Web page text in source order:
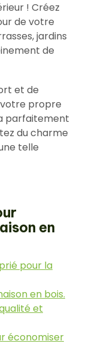
! Créez
de votre
jardins
de
et de
propre
parfaitement
du charme
telle
en
pour la
en bois.
et
économiser